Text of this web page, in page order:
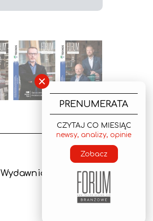
Wydawnictwo
×
PRENUMERATA
CZYTAJ CO MIESIĄC
newsy, analizy, opinie
Zobacz